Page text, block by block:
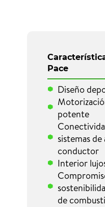
Pace
Diseño
potente
sistemas de
conductor
Interior
de